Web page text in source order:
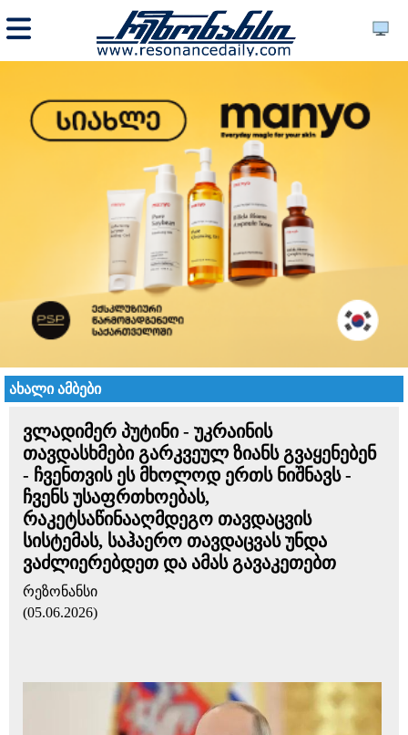
ახალი ამბები
ვლადიმერ პუტინი - უკრაინის
თავდასხმები გარკვეულ ზიანს გვაყენებენ
- ჩვენთვის ეს მხოლოდ ერთს ნიშნავს -
ჩვენს უსაფრთხოებას,
რაკეტსაწინააღმდეგო თავდაცვის
სისტემას, საჰაერო თავდაცვას უნდა
ვაძლიერებდეთ და ამას გავაკეთებთ
რეზონანსი
(05.06.2026)